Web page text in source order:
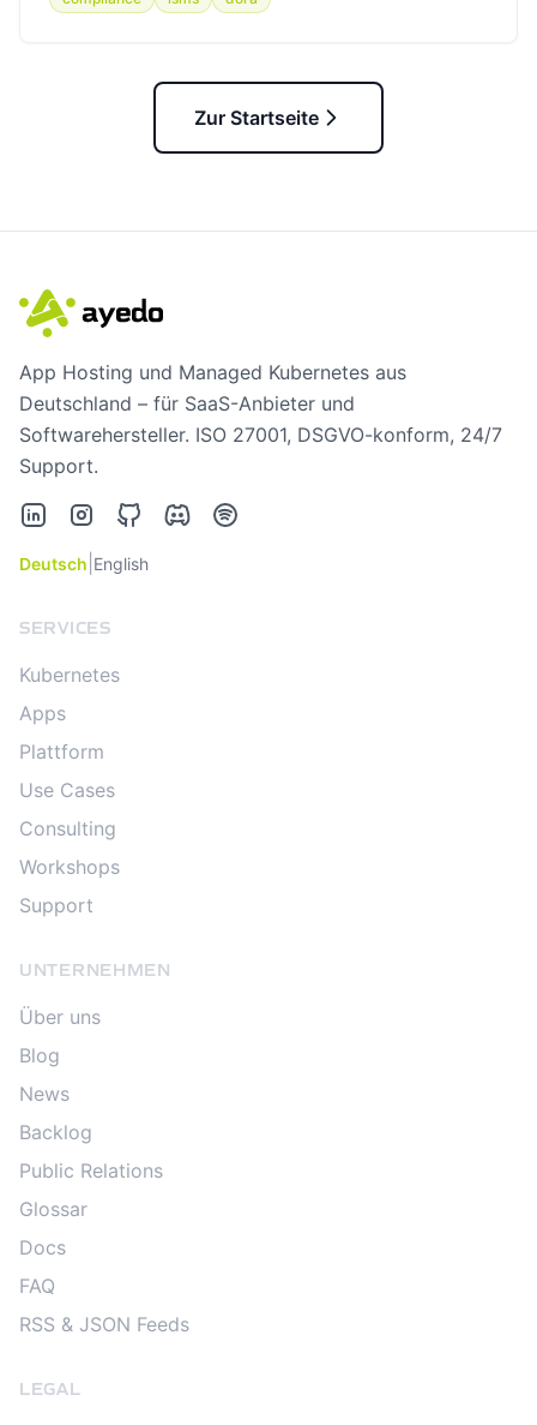
Zur Startseite
App Hosting und Managed Kubernetes aus
Deutschland – für SaaS-Anbieter und
Softwarehersteller. ISO 27001, DSGVO-konform, 24/7
Support.
LinkedInInstagramGitHubDiscordSpotify
Deutsch English
SERVICES
Kubernetes
Apps
Plattform
Use Cases
Consulting
Workshops
Support
UNTERNEHMEN
Über uns
Blog
News
Backlog
Public Relations
Glossar
Docs
FAQ
RSS & JSON Feeds
LEGAL